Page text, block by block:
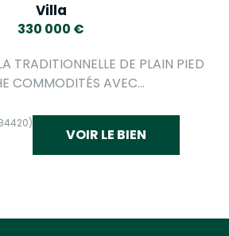
Villa
330 000 €
TRADITIONNELLE DE PLAIN PIED
COMMODITÉS AVEC...
VOIR LE BIEN